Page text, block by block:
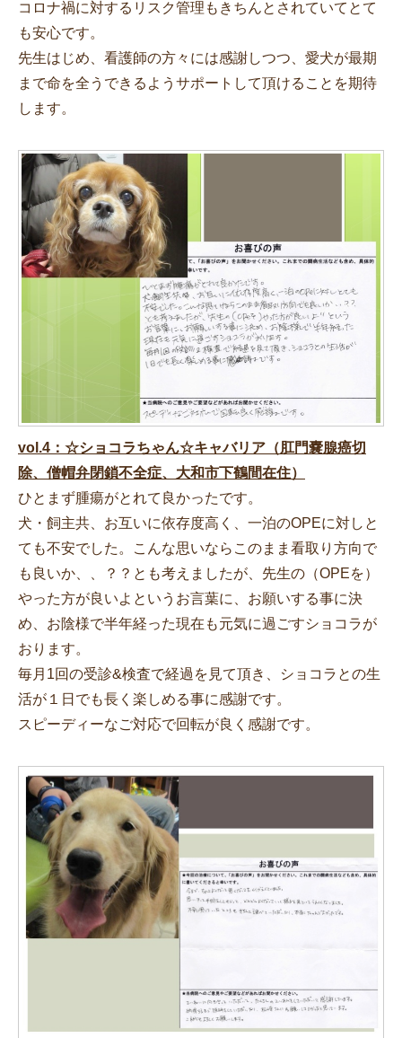
コロナ禍に対するリスク管理もきちんとされていてとて
も安心です。
先生はじめ、看護師の方々には感謝しつつ、愛犬が最期
まで命を全うできるようサポートして頂けることを期待
します。
vol.4：☆ショコラちゃん☆キャバリア（肛門嚢腺癌切
除、僧帽弁閉鎖不全症、大和市下鶴間在住）
ひとまず腫瘍がとれて良かったです。
犬・飼主共、お互いに依存度高く、一泊のOPEに対しと
ても不安でした。こんな思いならこのまま看取り方向で
も良いか、、？？とも考えましたが、先生の（OPEを）
やった方が良いよというお言葉に、お願いする事に決
め、お陰様で半年経った現在も元気に過ごすショコラが
おります。
毎月1回の受診&検査で経過を見て頂き、ショコラとの生
活が１日でも長く楽しめる事に感謝です。
スピーディーなご対応で回転が良く感謝です。